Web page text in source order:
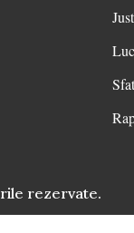
rezervate.